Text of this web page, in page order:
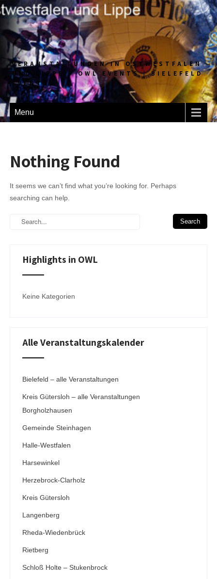
VERANSTALTUNGEN IN OSTWESTFALEN
UND LIPPE – OWL EVENTS | BIELEFELD
EVENTS
Menu
Nothing Found
It seems we can’t find what you’re looking for. Perhaps
searching can help.
Highlights in OWL
Keine Kategorien
Alle Veranstaltungskalender
Bielefeld – alle Veranstaltungen
Kreis Gütersloh – alle Veranstaltungen
Borgholzhausen
Gemeinde Steinhagen
Halle-Westfalen
Harsewinkel
Herzebrock-Clarholz
Kreis Gütersloh
Langenberg
Rheda-Wiedenbrück
Rietberg
Schloß Holte – Stukenbrock